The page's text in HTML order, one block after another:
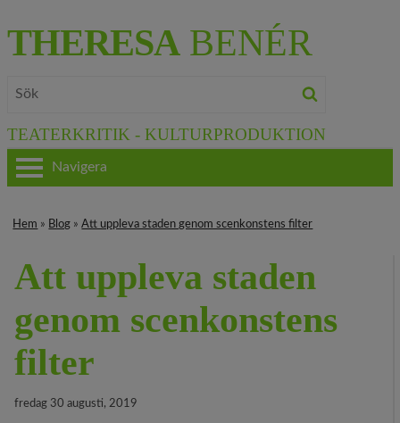
THERESA BENÉR
TEATERKRITIK - KULTURPRODUKTION
TEATERKRITIK
KULTURJOURNALISTIK
BÖCKER & FILM
29 MEDIA
Navigera
Hem » Blog »Att uppleva staden genom scenkonstens filter
Att uppleva staden
genom scenkonstens
filter
fredag 30 augusti, 2019